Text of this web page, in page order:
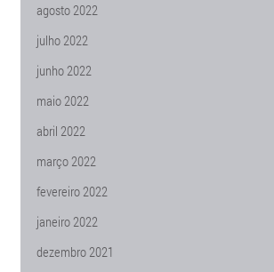
agosto 2022
julho 2022
junho 2022
maio 2022
abril 2022
março 2022
fevereiro 2022
janeiro 2022
dezembro 2021